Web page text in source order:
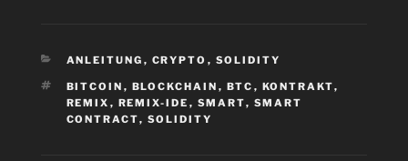
KATEGORIEN
ANLEITUNG , CRYPTO , SOLIDITY
SCHLAGWÖRTER
BITCOIN , BLOCKCHAIN , BTC , KONTRAKT,
REMIX , REMIX-IDE , SMART, SMART
CONTRACT, SOLIDITY